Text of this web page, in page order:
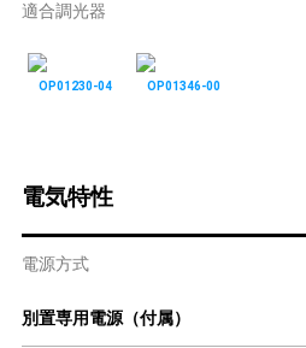
適合調光器
OP01230-04 OP01346-00
電気特性
電源方式
別置専用電源（付属）